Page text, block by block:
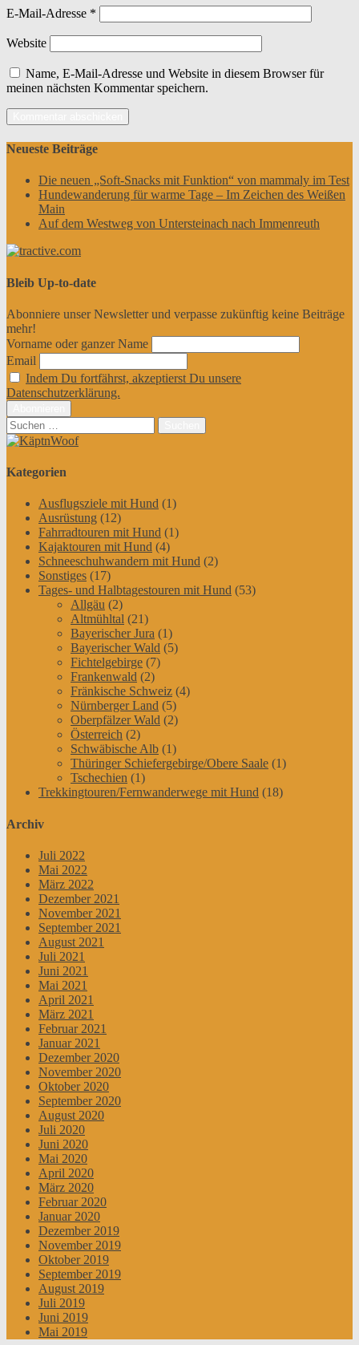
E-Mail-Adresse *
Website
Name, E-Mail-Adresse und Website in diesem Browser für
meinen nächsten Kommentar speichern.
Neueste Beiträge
Die neuen „Soft-Snacks mit Funktion“ von mammaly im Test
Hundewanderung für warme Tage – Im Zeichen des Weißen
Main
Auf dem Westweg von Untersteinach nach Immenreuth
Bleib Up-to-date
Abonniere unser Newsletter und verpasse zukünftig keine Beiträge
mehr!
Vorname oder ganzer Name
Email
Indem Du fortfährst, akzeptierst Du unsere
Datenschutzerklärung.
Suchen
nach:
Kategorien
Ausflugsziele mit Hund (1)
Ausrüstung (12)
Fahrradtouren mit Hund (1)
Kajaktouren mit Hund (4)
Schneeschuhwandern mit Hund (2)
Sonstiges (17)
Tages- und Halbtagestouren mit Hund (53)
Allgäu (2)
Altmühltal (21)
Bayerischer Jura (1)
Bayerischer Wald (5)
Fichtelgebirge (7)
Frankenwald (2)
Fränkische Schweiz (4)
Nürnberger Land (5)
Oberpfälzer Wald (2)
Österreich (2)
Schwäbische Alb (1)
Thüringer Schiefergebirge/Obere Saale (1)
Tschechien (1)
Trekkingtouren/Fernwanderwege mit Hund (18)
Archiv
Juli 2022
Mai 2022
März 2022
Dezember 2021
November 2021
September 2021
August 2021
Juli 2021
Juni 2021
Mai 2021
April 2021
März 2021
Februar 2021
Januar 2021
Dezember 2020
November 2020
Oktober 2020
September 2020
August 2020
Juli 2020
Juni 2020
Mai 2020
April 2020
März 2020
Februar 2020
Januar 2020
Dezember 2019
November 2019
Oktober 2019
September 2019
August 2019
Juli 2019
Juni 2019
Mai 2019